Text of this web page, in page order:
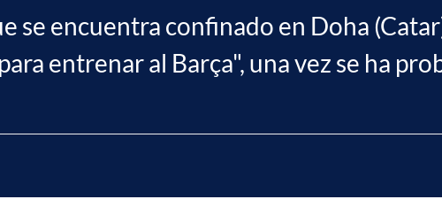
se encuentra confinado en Doha
entrenar al Barça", una vez se ha